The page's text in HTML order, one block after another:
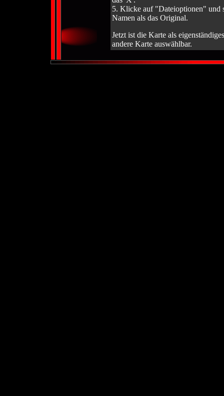
5. Klicke auf "Dateioptionen" und
Namen als das Original.
Jetzt ist die Karte als
andere Karte auswählbar.